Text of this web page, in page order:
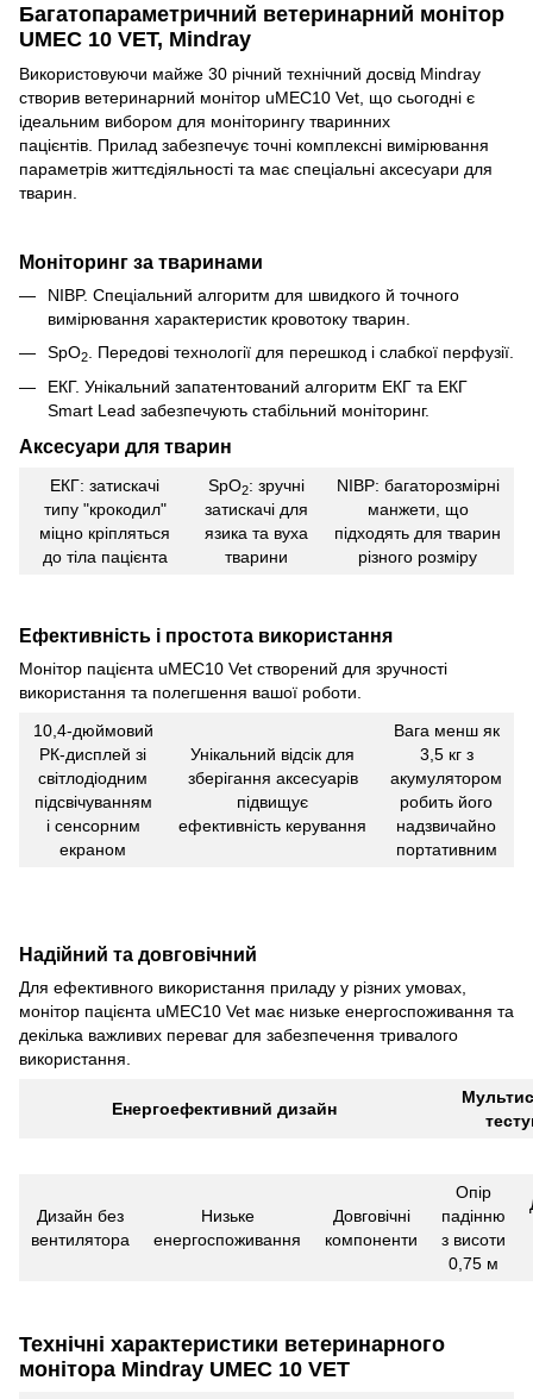
Багатопараметричний ветеринарний монітор
UMEC 10 VET, Mindray
Використовуючи майже 30 річний технічний досвід Mindray
створив ветеринарний монітор uMEC10 Vet, що сьогодні є
ідеальним вибором для моніторингу тваринних
пацієнтів. Прилад забезпечує точні комплексні вимірювання
параметрів життєдіяльності та має спеціальні аксесуари для
тварин.
Моніторинг за тваринами
NIBP. Спеціальний алгоритм для швидкого й точного
вимірювання характеристик кровотоку тварин.
SpO2
. Передові технології для перешкод і слабкої перфузії.
ЕКГ. Унікальний запатентований алгоритм ЕКГ та ЕКГ
Smart Lead забезпечують стабільний моніторинг.
Аксесуари для тварин
ЕКГ: затискачі
типу "крокодил"
міцно кріпляться
до тіла пацієнта
SpO2: зручні
затискачі для
язика та вуха
тварини
NIBP: багаторозмірні
манжети, що
підходять для тварин
різного розміру
Ефективність і простота використання
Монітор пацієнта uMEC10 Vet створений для зручності
використання та полегшення вашої роботи.
10,4-дюймовий
РК-дисплей зі
світлодіодним
підсвічуванням
і сенсорним
екраном
Унікальний відсік для
зберігання аксесуарів
підвищує
ефективність керування
Вага менш як
3,5 кг з
акумулятором
робить його
надзвичайно
портативним
Надійний та довговічний
Для ефективного використання приладу у різних умовах,
монітор пацієнта uMEC10 Vet має низьке енергоспоживання та
декілька важливих переваг для забезпечення тривалого
використання.
Енергоефективний дизайн
Дизайн без
вентилятора
Низьке
енергоспоживання
Довговічні
компоненти
Опір
падінню
з висоти
0,75 м
Технічні характеристики ветеринарного
монітора Mindray UMEC 10 VET